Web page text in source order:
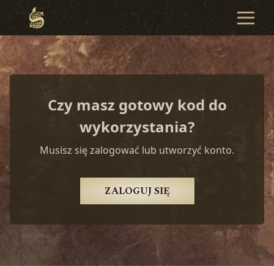
Czy masz gotowy kod do
wykorzystania?
Musisz się zalogować lub utworzyć konto.
ZALOGUJ SIĘ